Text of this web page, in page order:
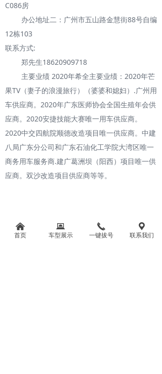
C086房
办公地址二：广州市五山路金慧街88号自编
12栋103
联系方式:
郑先生18620909718
主要业绩 2020年希全主要业绩：2020年芒
果TV（妻子的浪漫旅行）（婆婆和媳妇）.广州用
车供应商。2020年广东医师协会全国生殖年会供
应商。2020安捷技能大赛唯一用车供应商。
2020中交四航院顺德改造项目唯一供应商。中建
八局广东分公司和广东石油化工学院大湾区唯一
商务用车服务商.建广葛洲坝（阳西）项目唯一供
应商。双沙改造项目供应商等等。
낀
首页
뀵
车型展示
끅
一键拔号
끇
联系我们